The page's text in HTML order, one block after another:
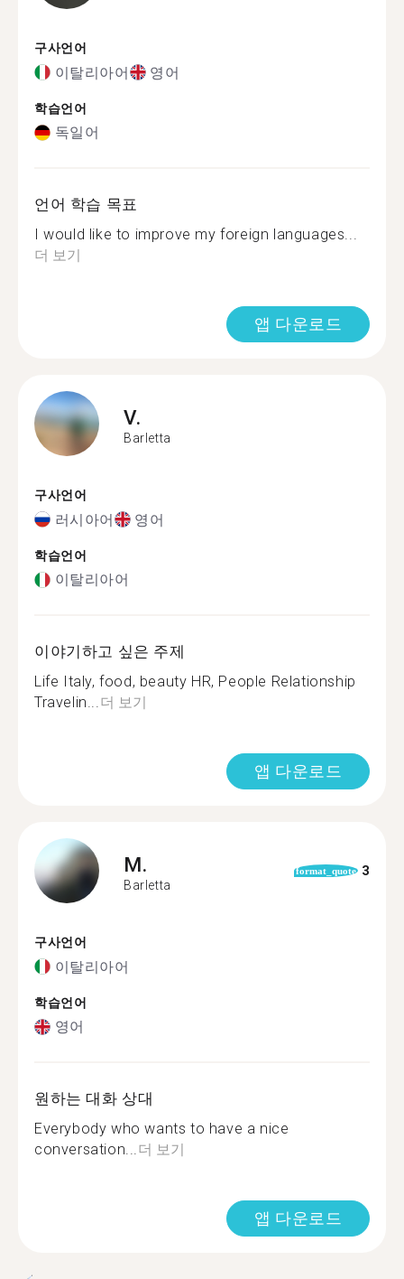
구사언어
이탈리아어 영어
학습언어
독일어
언어 학습 목표
I would like to improve my foreign languages...
더 보기
앱 다운로드
V.
Barletta
구사언어
러시아어 영어
학습언어
이탈리아어
이야기하고 싶은 주제
Life Italy, food, beauty HR, People Relationship
Travelin...더 보기
앱 다운로드
M.
Barletta
format_quote 3
구사언어
이탈리아어
학습언어
영어
원하는 대화 상대
Everybody who wants to have a nice
conversation...더 보기
앱 다운로드